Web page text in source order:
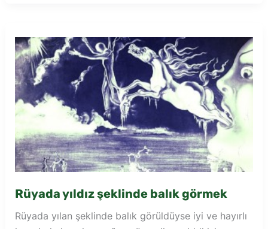
Rüyada yıldız şeklinde balık görmek
Rüyada yılan şeklinde balık görüldüyse iyi ve hayırlı